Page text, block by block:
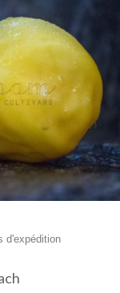
d'expédition